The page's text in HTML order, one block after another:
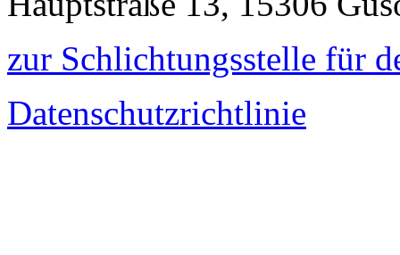
zur Schlichtungsstelle für
Datenschutzrichtlinie